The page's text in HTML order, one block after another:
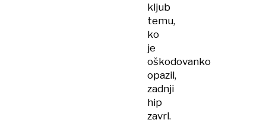
kljub
temu,
ko
je
oškodovanko
opazil,
zadnji
hip
zavrl.